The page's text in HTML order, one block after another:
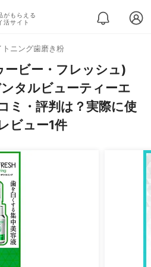
がもらえる
活サイト
トニング歯磨き粉
ービー・フレッシュ)
タルビューティーエ
ミ・評判は？実際に使
ビュー1件